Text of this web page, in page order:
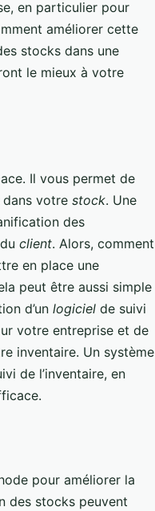
en particulier pour
améliorer cette
stocks dans une
le mieux à votre
Il vous permet de
votre stock. Une
des
client. Alors, comment
en place une
peut être aussi simple
d’un logiciel de suivi
votre entreprise et de
inventaire. Un système
de l’inventaire, en
pour améliorer la
des stocks peuvent